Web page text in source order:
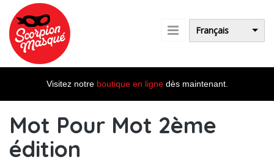
Aller au contenu principal
Français
Visitez notre boutique en lignedès maintenant.
Mot Pour Mot 2ème
édition